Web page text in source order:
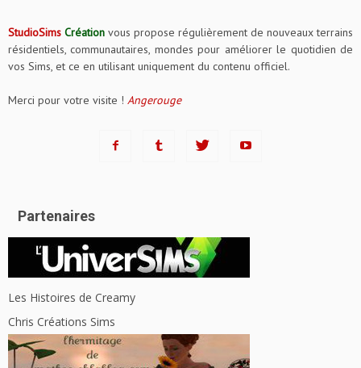
StudioSims Création vous propose régulièrement de nouveaux terrains
résidentiels, communautaires, mondes pour améliorer le quotidien de
vos Sims, et ce en utilisant uniquement du contenu officiel.
Merci pour votre visite ! Angerouge
Partenaires
Les Histoires de Creamy
Chris Créations Sims